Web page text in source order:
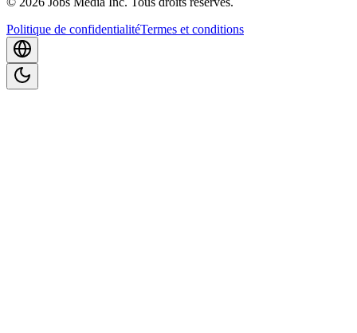
Politique de confidentialitéTermes et conditions